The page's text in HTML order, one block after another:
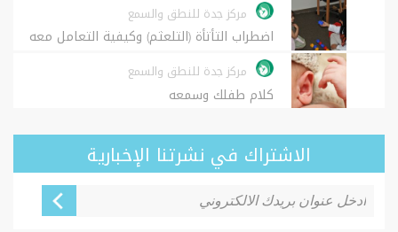
مركز جدة للنطق والسمع
اضطراب التأتأة (التلعثم) وكيفية التعامل معه
مركز جدة للنطق والسمع
كلام طفلك وسمعه
الاشتراك في نشرتنا الإخبارية